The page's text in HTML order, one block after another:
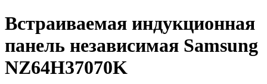
Встраиваемая индукционная
панель независимая Samsung
NZ64H37070K